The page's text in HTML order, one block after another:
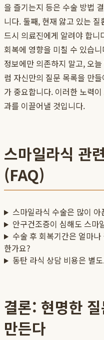
을 즐기는지 등은 수술 방법
니다. 둘째, 현재 앓고 있는
드시 의료진에게 알려야 합니
회복에 영향을 미칠 수 있습
정보에만 의존하지 말고, 오
럼 자신만의 질문 목록을 만
가 중요합니다. 이러한 노력
과를 이끌어낼 것입니다.
스마일라식 관
(FAQ)
스마일라식 수술은 많이 아
안구건조증이 심해도 스마
수술 후 회복기간은 얼마
한가요?
동탄 라식 상담 비용은 별
결론: 현명한
만든다